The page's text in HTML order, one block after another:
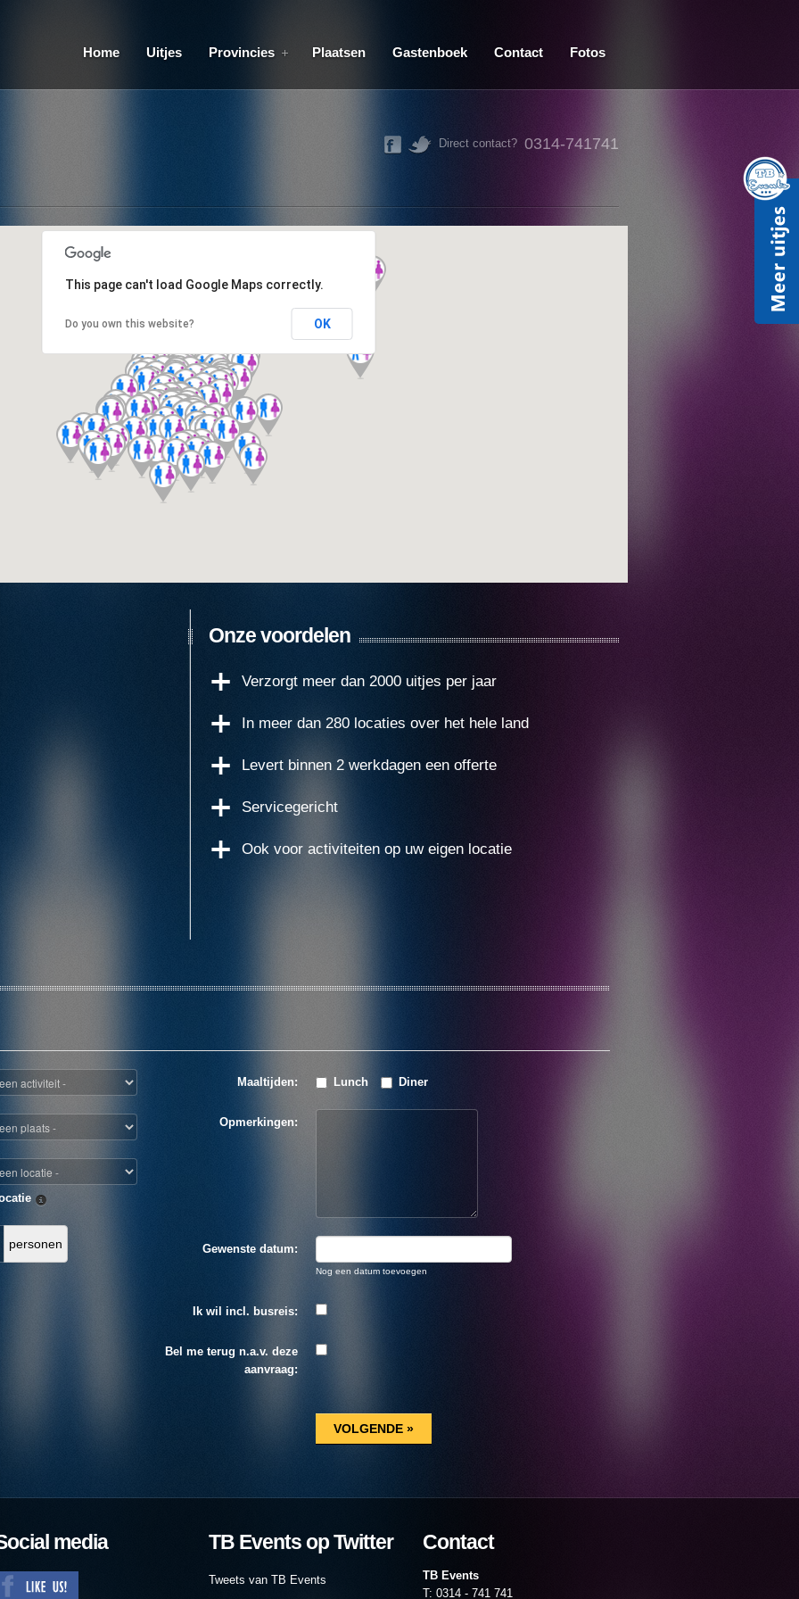
Home Uitjes Provincies Plaatsen Gastenboek Contact Fotos
Direct contact? 0314-741741
This page can't load Google Maps correctly.
Do you own this website? OK
Onze voordelen
Verzorgt meer dan 2000 uitjes per jaar
In meer dan 280 locaties over het hele land
Levert binnen 2 werkdagen een offerte
Servicegericht
Ook voor activiteiten op uw eigen locatie
personen
Maaltijden: Lunch Diner
Opmerkingen:
Gewenste datum:
Nog een datum toevoegen
Ik wil incl. busreis:
Bel me terug n.a.v. deze
aanvraag:
media TB Events op Twitter
Tweets van TB Events
Contact
TB Events
T: 0314 - 741 741